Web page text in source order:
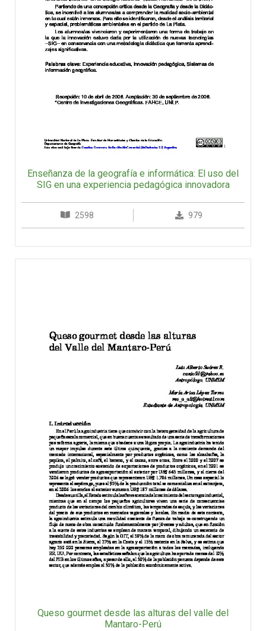
Enseñanza de la geografía e informática: El uso del
SIG en una experiencia pedagógica innovadora
2598 979
Queso gourmet desde las alturas del valle del
Mantaro-Perú